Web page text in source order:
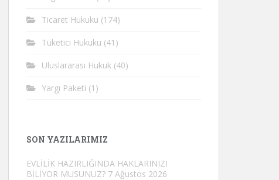
Ticaret Hukuku (174)
Tüketici Hukuku (41)
Uluslararası Hukuk (40)
Yargı Paketi (1)
SON YAZILARIMIZ
EVLİLİK HAZIRLIĞINDA HAKLARINIZI
BİLİYOR MUSUNUZ? 7 Ağustos 2026